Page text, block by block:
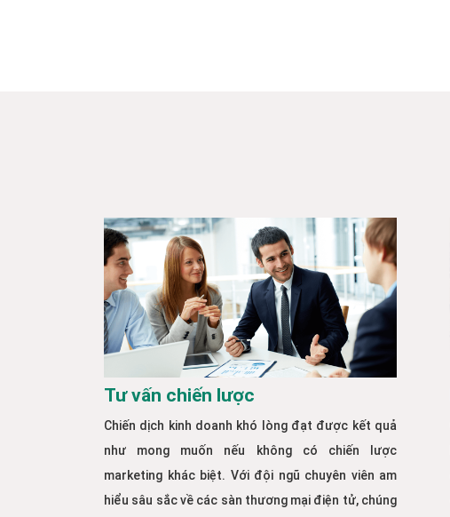
Tư vấn chiến lược
Chiến dịch kinh doanh khó lòng đạt được kết quả
như mong muốn nếu không có chiến lược
marketing khác biệt. Với đội ngũ chuyên viên am
hiểu sâu sắc về các sàn thương mại điện tử, chúng